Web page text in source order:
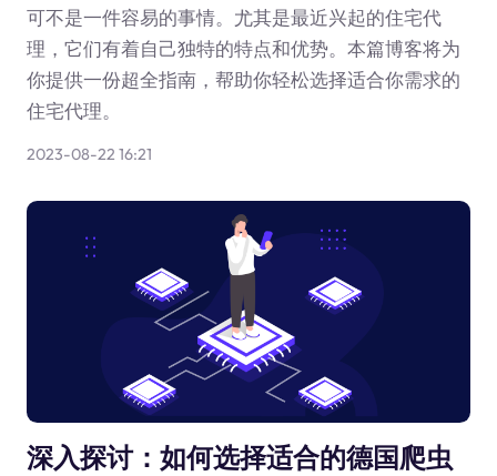
可不是一件容易的事情。尤其是最近兴起的住宅代
理，它们有着自己独特的特点和优势。本篇博客将为
你提供一份超全指南，帮助你轻松选择适合你需求的
住宅代理。
2023-08-22 16:21
深入探讨：如何选择适合的德国爬虫